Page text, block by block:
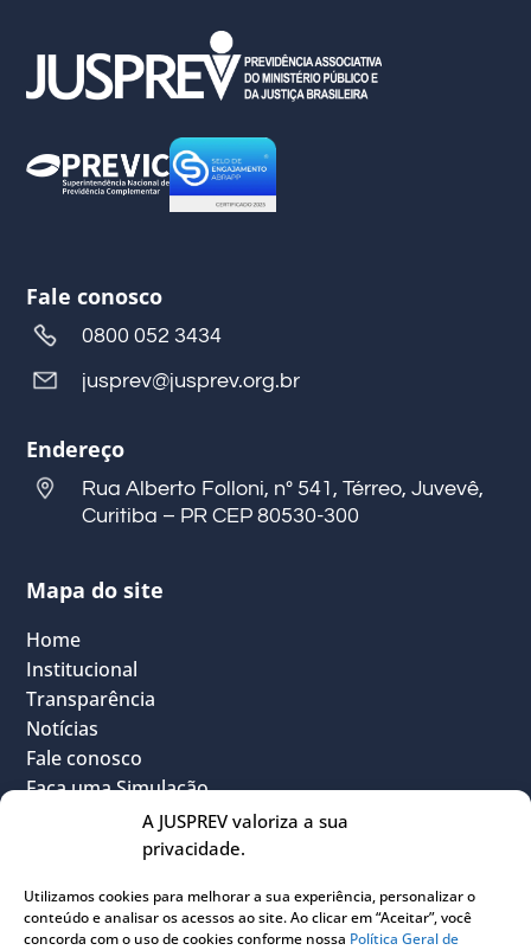
A JUSPREV valoriza a sua
privacidade.
Utilizamos cookies para melhorar a sua experiência, personalizar o
conteúdo e analisar os acessos ao site. Ao clicar em “Aceitar”, você
concorda com o uso de cookies conforme nossa Política Geral de
Fale conosco
0800 052 3434
jusprev@jusprev.org.br
Endereço
Rua Alberto Folloni, nº 541, Térreo, Juvevê,
Curitiba – PR CEP 80530-300
Mapa do site
Home
Institucional
Transparência
Notícias
Fale conosco
Faça uma Simulação
Sou Participante
Sou Instituidora